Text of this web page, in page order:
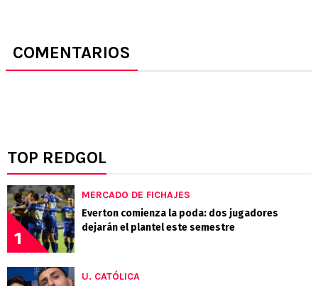
COMENTARIOS
TOP REDGOL
1
MERCADO DE FICHAJES
Everton comienza la poda: dos jugadores
dejarán el plantel este semestre
U. CATÓLICA